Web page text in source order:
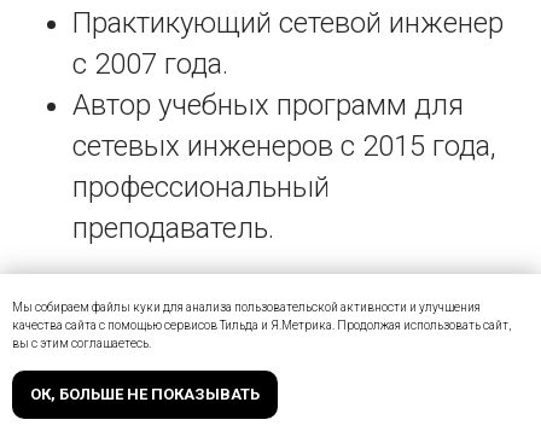
Практикующий сетевой инженер
с 2007 года.
Автор учебных программ для
сетевых инженеров с 2015 года,
профессиональный
преподаватель.
Мы собираем файлы куки для анализа пользовательской активности и улучшения
качества сайта с помощью сервисов Тильда и Я.Метрика. Продолжая использовать сайт,
вы с этим соглашаетесь.
ОК, БОЛЬШЕ НЕ ПОКАЗЫВАТЬ